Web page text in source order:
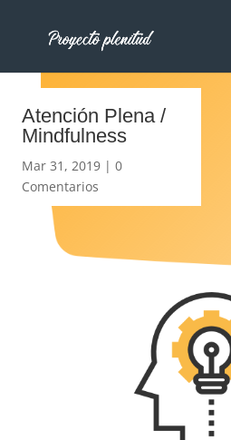
Atención Plena /
Mindfulness
Mar 31, 2019 |0
Comentarios